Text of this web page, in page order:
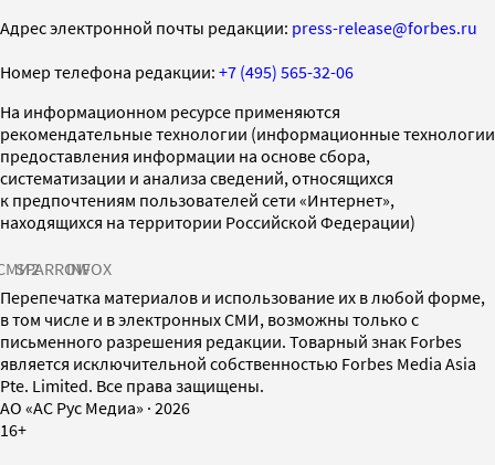
Адрес электронной почты редакции: press-release@forbes.ru
Номер телефона редакции: +7 (495) 565-32-06
На информационном ресурсе применяются
рекомендательные технологии (информационные технологии
предоставления информации на основе сбора,
систематизации и анализа сведений, относящихся
к предпочтениям пользователей сети «Интернет»,
находящихся на территории Российской Федерации)
SPARROWINFOX
Перепечатка материалов и использование их в любой форме,
в том числе и в электронных СМИ, возможны только с
письменного разрешения редакции. Товарный знак Forbes
является исключительной собственностью Forbes Media Asia
Pte. Limited. Все права защищены.
AO «АС Рус Медиа» · 2026
16+